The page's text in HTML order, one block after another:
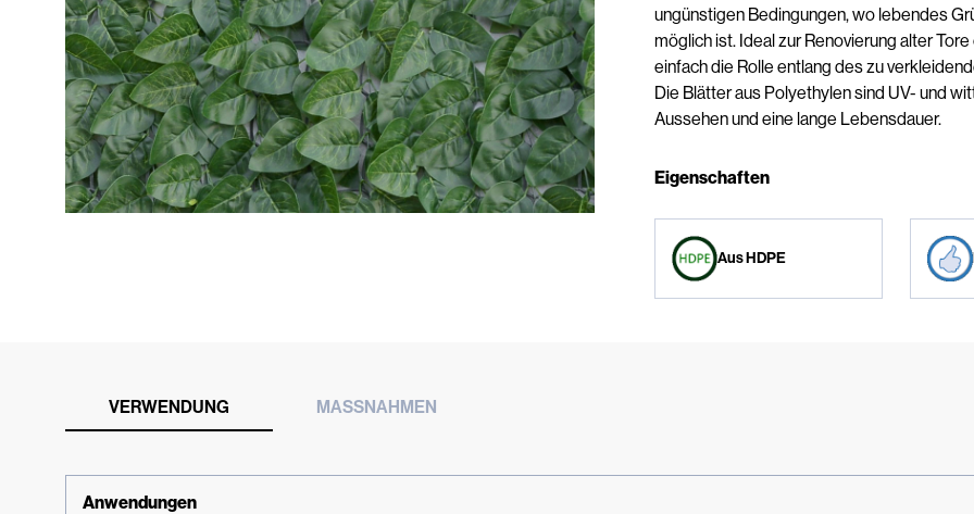
ungünstigen Bedingungen, wo lebendes
möglich ist. Ideal zur Renovierung alter
einfach die Rolle entlang des zu
Die Blätter aus Polyethylen sind UV- und
Aussehen und eine lange Lebensdauer.
Eigenschaften
Aus HDPE
VERWENDUNG MASSNAHMEN
Anwendungen